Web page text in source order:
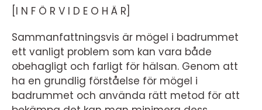
[I N F Ö R V I D E O H Ä R]
Sammanfattningsvis är mögel i badrummet
ett vanligt problem som kan vara både
obehagligt och farligt för hälsan. Genom att
ha en grundlig förståelse för mögel i
badrummet och använda rätt metod för att